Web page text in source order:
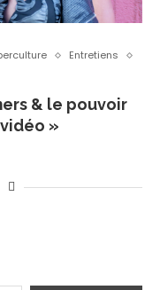
Entretiens
& le pouvoir
»